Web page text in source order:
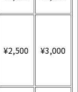
¥2,500 ¥3,000